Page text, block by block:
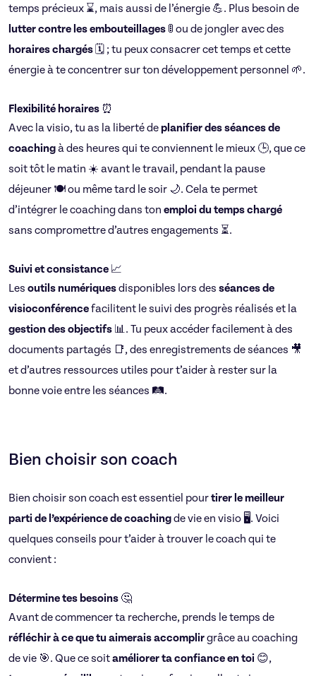
temps précieux ⌛, mais aussi de l’énergie 💪. Plus besoin de
lutter contre les embouteillages 🚦 ou de jongler avec des
horaires chargés 🗓️ ; tu peux consacrer cet temps et cette
énergie à te concentrer sur ton développement personnel 🌱.
Flexibilité horaires ⏰
Avec la visio, tu as la liberté deplanifier des séances de
coachingà des heures qui te conviennent le mieux 🕒, que ce
soit tôt le matin ☀️ avant le travail, pendant la pause
déjeuner 🍽️ ou même tard le soir 🌙. Cela te permet
d’intégrer le coaching dans ton emploi du tempschargé
sans compromettre d’autres engagements ⏳.
Suivi et consistance 📈
Les outils numériquesdisponibles lors des séances de
visioconférencefacilitent le suivi des progrès réalisés et la
gestion des objectifs 📊. Tu peux accéder facilement à des
documents partagés 📑, des enregistrements de séances 🎥
et d’autres ressources utiles pour t’aider à rester sur la
bonne voie entre les séances 🛤️.
Bien choisir son coach
Bien choisir son coach est essentiel pourtirer le meilleur
parti de l’expérience de coachingde vie en visio 🖥️. Voici
quelques conseils pour t’aider à trouver le coach qui te
convient :
Détermine tes besoins 🤔
Avant de commencer ta recherche, prends le temps de
réfléchir à ce que tu aimerais accomplirgrâce au coaching
de vie 🎯. Que ce soitaméliorer ta confiance en toi 😊,